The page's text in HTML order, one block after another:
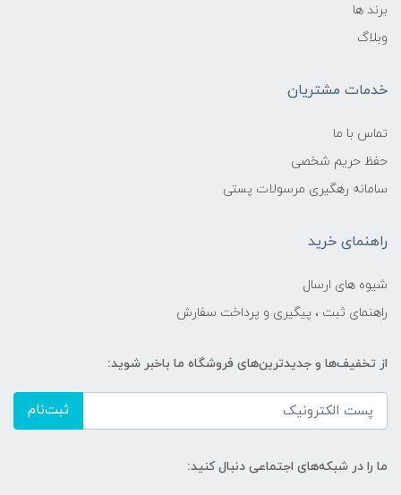
برند ها
وبلاگ
خدمات مشتریان
تماس با ما
حفظ حریم شخصی
سامانه رهگیری مرسولات پستی
راهنمای خرید
شیوه های ارسال
راهنمای ثبت ، پیگیری و پرداخت سفارش
از تخفیف‌ها و جدیدترین‌های فروشگاه ما باخبر شوید:
ثبت‌نام
ما را در شبکه‌های اجتماعی دنبال کنید: